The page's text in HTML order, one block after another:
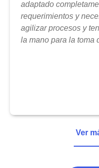
adaptado
requerimientos y
agilizar procesos y
la mano para la toma
Ver